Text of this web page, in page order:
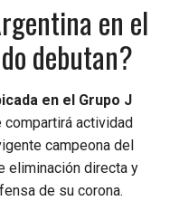
en el
debutan?
en el Grupo J
actividad
campeona del
eliminación directa y
de su corona.